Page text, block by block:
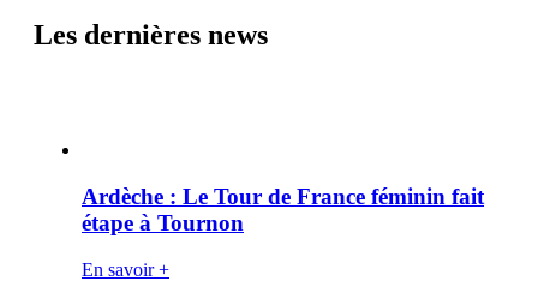
Les dernières news
Ardèche : Le Tour de France féminin fait
étape à Tournon
En savoir +